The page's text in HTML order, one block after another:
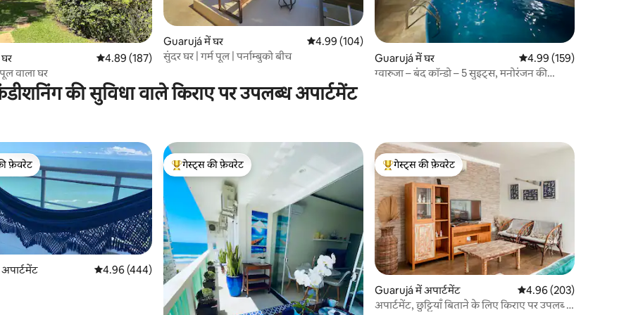
औसत रेटिंग 5 में से 4.89, 187 समीक्षाएँ
4.89 (187)
वाला घर
Guarujá में घर औसत रेटिंग 5 में से 4.99, 104 समीक्षाएँ
4.99 (104)
सुंदर घर | गर्म पूल | पर्नाम्बुको बीच
Guarujá में घर औसत रेटिंग 5 में से 4.99,
4.99 (159)
ग्वारुजा – बंद कॉन्डो – 5 सुइट्स, मनोरंजन की
की सुविधा वाले किराए पर उपलब्ध अपार्टमेंट
फ़ेवरेट
फ़ेवरेट
औसत रेटिंग 5 में से 4.96, 444 समीक्षाएँ
4.96 (444)
गेस्ट्स का टॉप फ़ेवरेट
गेस्ट्स की फ़ेवरेट
गेस्ट्स का टॉप फ़ेवरेट
गेस्ट्स की फ़ेवरेट
Guarujá में अपार्टमेंट औसत रेटिंग 5 में से 4.96,
4.96 (203)
अपार्टमेंट, छुट्टियाँ बिताने के लिए किराए पर उपलब्ध